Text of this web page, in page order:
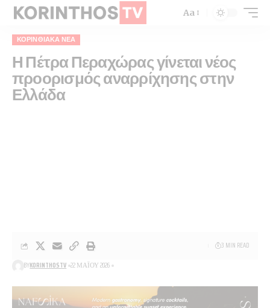
Aa
ΚΟΡΙΝΘΙΑΚΆ ΝΈΑ
Η Πέτρα Περαχώρας γίνεται νέος
προορισμός αναρρίχησης στην
Ελλάδα
BYKORINTHOSTV 22 ΜΑΪ́ΟΥ 2026
3 MIN READ